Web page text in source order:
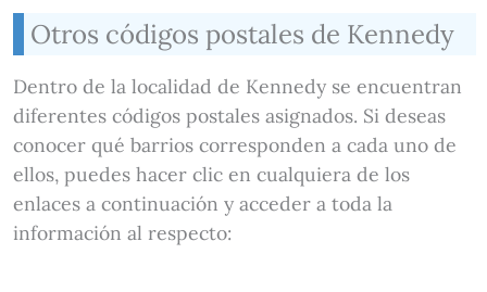
Otros códigos postales de Kennedy
Dentro de la localidad de Kennedy se encuentran
diferentes códigos postales asignados. Si deseas
conocer qué barrios corresponden a cada uno de
ellos, puedes hacer clic en cualquiera de los
enlaces a continuación y acceder a toda la
información al respecto: